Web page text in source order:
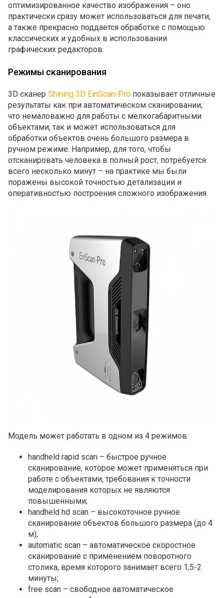
оптимизированное качество изображения – оно
практически сразу может использоваться для печати,
а также прекрасно поддается обработке с помощью
классических и удобных в использовании
графических редакторов.
Режимы сканирования
3D сканер Shining 3D EinScan-Pro показывает отличные
результаты как при автоматическом сканировании,
что немаловажно для работы с мелкогабаритными
объектами, так и может использоваться для
обработки объектов очень большого размера в
ручном режиме. Например, для того, чтобы
отсканировать человека в полный рост, потребуется
всего несколько минут – на практике мы были
поражены высокой точностью детализации и
оперативностью построения сложного изображения.
Модель может работать в одном из 4 режимов:
handheld rapid scan – быстрое ручное
сканирование, которое может применяться при
работе с объектами, требования к точности
моделирования которых не являются
повышенными;
handheld hd scan – высокоточное ручное
сканирование объектов большого размера (до 4
м);
automatic scan – автоматическое скоростное
сканирование с применением поворотного
столика, время которого занимает всего 1,5-2
минуты;
free scan – свободное автоматическое